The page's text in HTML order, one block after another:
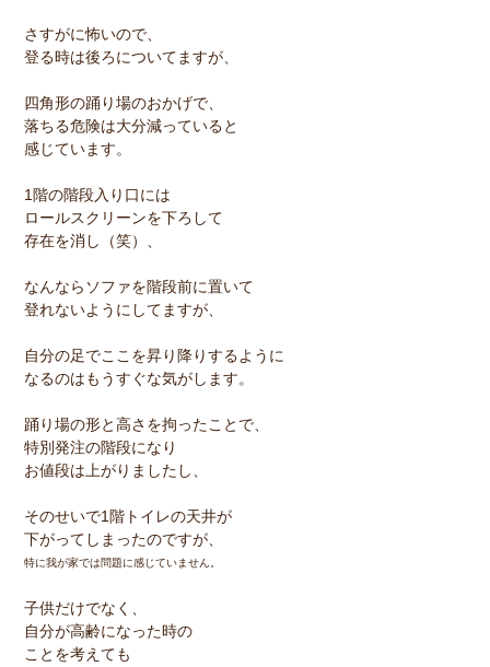
さすがに怖いので、
登る時は後ろについてますが、
四角形の踊り場のおかげで、
落ちる危険は大分減っていると
感じています。
1階の階段入り口には
ロールスクリーンを下ろして
存在を消し（笑）、
なんならソファを階段前に置いて
登れないようにしてますが、
自分の足でここを昇り降りするように
なるのはもうすぐな気がします。
踊り場の形と高さを拘ったことで、
特別発注の階段になり
お値段は上がりましたし、
そのせいで1階トイレの天井が
下がってしまったのですが、
特に我が家では問題に感じていません。
子供だけでなく、
自分が高齢になった時の
ことを考えても